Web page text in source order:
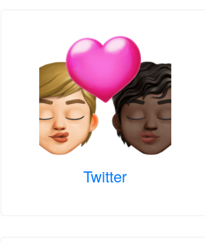
Twitter